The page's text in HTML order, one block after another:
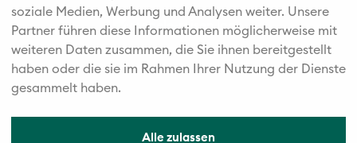
soziale Medien, Werbung und Analysen weiter. Unsere
Partner führen diese Informationen möglicherweise mit
weiteren Daten zusammen, die Sie ihnen bereitgestellt
haben oder die sie im Rahmen Ihrer Nutzung der Dienste
gesammelt haben.
Alle zulassen